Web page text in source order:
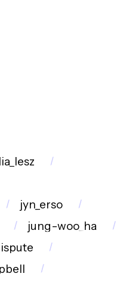
jyn_erso
jung-woo_ha